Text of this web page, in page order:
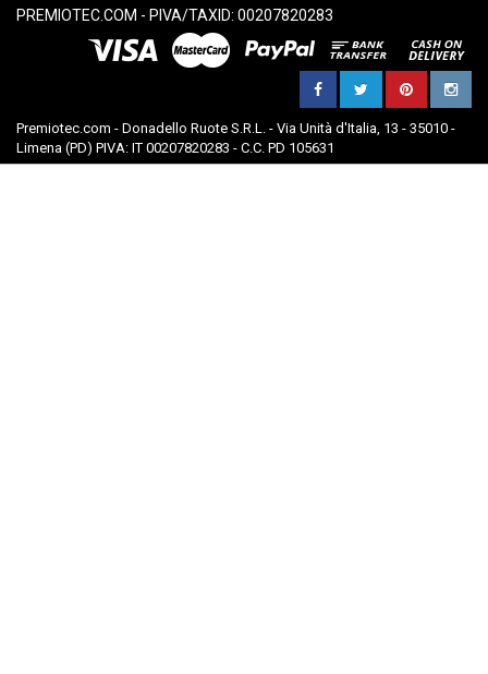
PREMIOTEC.COM - PIVA/TAXID: 00207820283
Premiotec.com - Donadello Ruote S.R.L. - Via Unità d'Italia, 13 - 35010 -
Limena (PD) PIVA: IT 00207820283 - C.C. PD 105631